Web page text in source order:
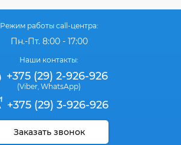
Режим работы call-центра:
Пн.-Пт. 8:00 - 17:00
Наши контакты:
+375 (29) 2-926-926
(Viber WhatsApp)
+375 (29) 3-926-926
Заказать звонок